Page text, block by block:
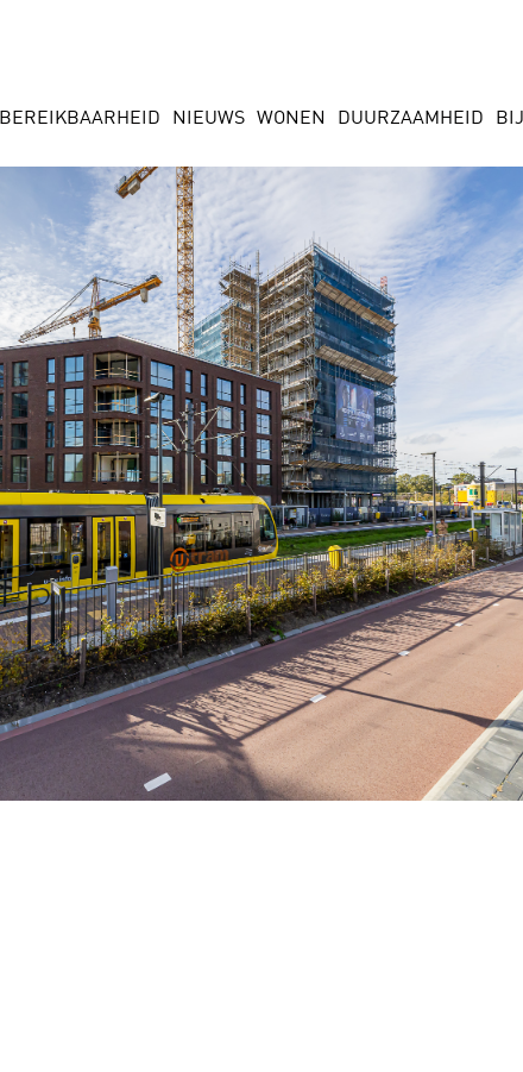
BEREIKBAARHEID NIEUWS WONEN DUURZAAMHEID